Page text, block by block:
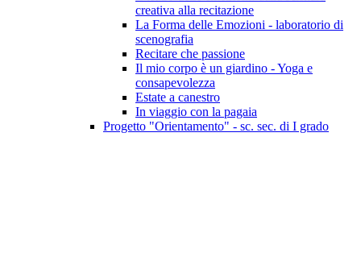
creativa alla recitazione
La Forma delle Emozioni - laboratorio di
scenografia
Recitare che passione
Il mio corpo è un giardino - Yoga e
consapevolezza
Estate a canestro
In viaggio con la pagaia
Progetto "Orientamento" - sc. sec. di I grado